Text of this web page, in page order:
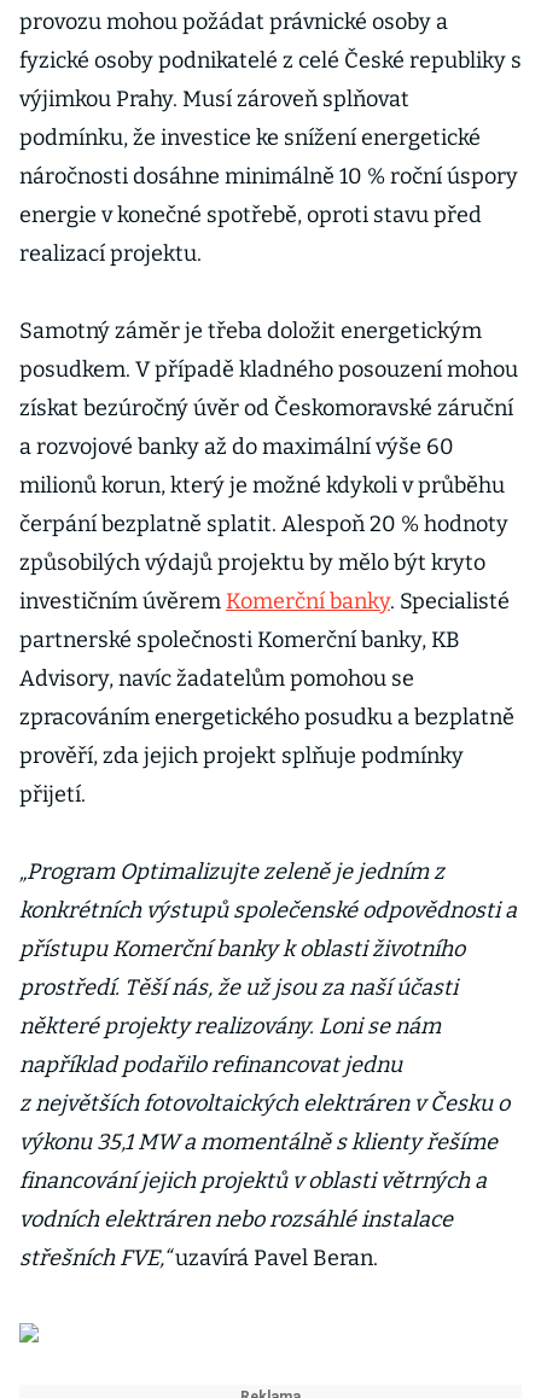
provozu mohou požádat právnické osoby a
fyzické osoby podnikatelé z celé České republiky s
výjimkou Prahy. Musí zároveň splňovat
podmínku, že investice ke snížení energetické
náročnosti dosáhne minimálně 10 % roční úspory
energie v konečné spotřebě, oproti stavu před
realizací projektu.
Samotný záměr je třeba doložit energetickým
posudkem. V případě kladného posouzení mohou
získat bezúročný úvěr od Českomoravské záruční
a rozvojové banky až do maximální výše 60
milionů korun, který je možné kdykoli v průběhu
čerpání bezplatně splatit. Alespoň 20 % hodnoty
způsobilých výdajů projektu by mělo být kryto
investičním úvěrem Komerční banky. Specialisté
partnerské společnosti Komerční banky, KB
Advisory, navíc žadatelům pomohou se
zpracováním energetického posudku a bezplatně
prověří, zda jejich projekt splňuje podmínky
přijetí.
„Program Optimalizujte zeleně je jedním z
konkrétních výstupů společenské odpovědnosti a
přístupu Komerční banky k oblasti životního
prostředí. Těší nás, že už jsou za naší účasti
některé projekty realizovány. Loni se nám
například podařilo refinancovat jednu
z největších fotovoltaických elektráren v Česku o
výkonu 35,1 MW a momentálně s klienty řešíme
financování jejich projektů v oblasti větrných a
vodních elektráren nebo rozsáhlé instalace
střešních FVE,“uzavírá Pavel Beran.